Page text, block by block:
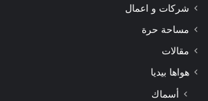
شركات و اعمال
مساحة حرة
مقالات
هواها بيديا
أسماك